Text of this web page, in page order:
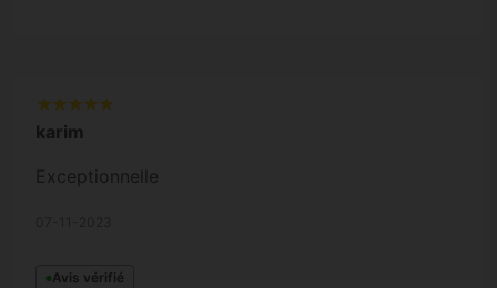
karim
Exceptionnelle
Avis vérifié